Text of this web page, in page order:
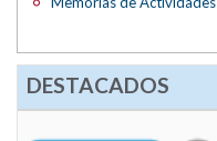
DESTACADOS